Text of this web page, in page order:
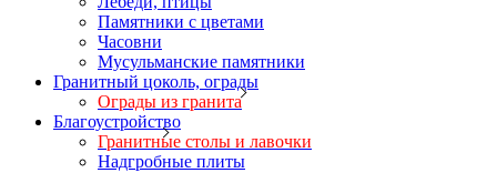
Памятники с цветами
Часовни
Мусульманские памятники
Гранитный цоколь, ограды
Ограды из гранита
Благоустройство
Гранитные столы и лавочки
Надгробные плиты